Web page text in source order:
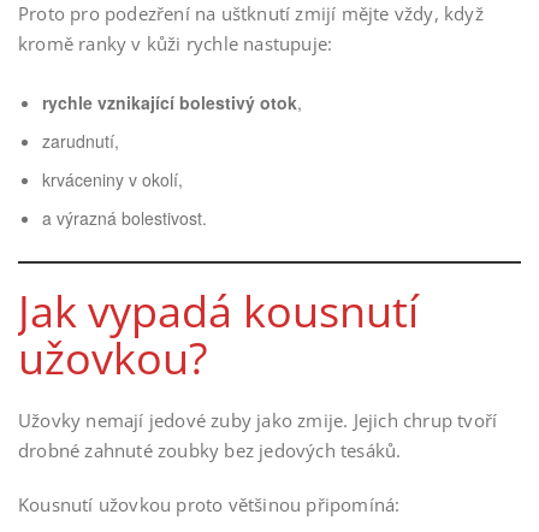
Proto pro podezření na uštknutí zmijí mějte vždy, když
kromě ranky v kůži rychle nastupuje:
rychle vznikající bolestivý otok,
zarudnutí,
krváceniny v okolí,
a výrazná bolestivost.
Jak vypadá kousnutí
užovkou?
Užovky nemají jedové zuby jako zmije. Jejich chrup tvoří
drobné zahnuté zoubky bez jedových tesáků.
Kousnutí užovkou proto většinou připomíná: